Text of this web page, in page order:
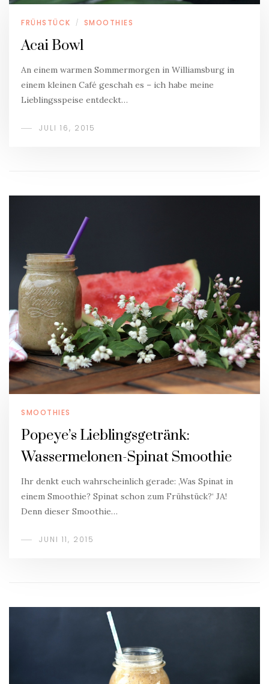
FRÜHSTÜCK / SMOOTHIES
Acai Bowl
An einem warmen Sommermorgen in Williamsburg in
einem kleinen Café geschah es – ich habe meine
Lieblingsspeise entdeckt…
JULI 16, 2015
SMOOTHIES
Popeye’s Lieblingsgetränk:
Wassermelonen-Spinat Smoothie
Ihr denkt euch wahrscheinlich gerade: ‚Was Spinat in
einem Smoothie? Spinat schon zum Frühstück?‘ JA!
Denn dieser Smoothie…
JUNI 11, 2015